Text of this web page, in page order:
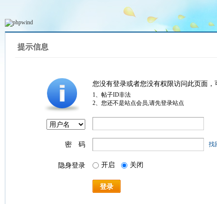
提示信息
您没有登录或者您没有权限访问此页面
1、帖子ID非法
2、您还不是站点会员,请先登录站点
密 码 找
隐身登录 开启 关闭
登录